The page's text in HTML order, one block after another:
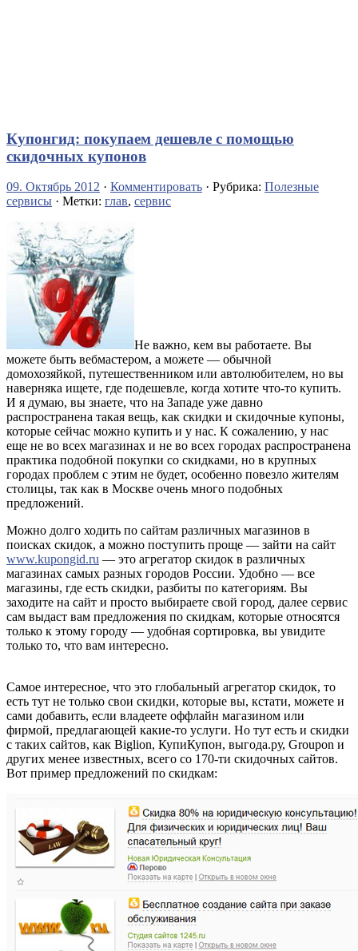
Купонгид: покупаем дешевле с помощью
скидочных купонов
09. Октябрь 2012 · Комментировать · Рубрика: Полезные
сервисы · Метки: глав, сервис
Не важно, кем вы работаете. Вы
можете быть вебмастером, а можете — обычной
домохозяйкой, путешественником или автолюбителем, но вы
наверняка ищете, где подешевле, когда хотите что-то купить.
И я думаю, вы знаете, что на Западе уже давно
распространена такая вещь, как скидки и скидочные купоны,
которые сейчас можно купить и у нас. К сожалению, у нас
еще не во всех магазинах и не во всех городах распространена
практика подобной покупки со скидками, но в крупных
городах проблем с этим не будет, особенно повезло жителям
столицы, так как в Москве очень много подобных
предложений.
Можно долго ходить по сайтам различных магазинов в
поисках скидок, а можно поступить проще — зайти на сайт
www.kupongid.ru — это агрегатор скидок в различных
магазинах самых разных городов России. Удобно — все
магазины, где есть скидки, разбиты по категориям. Вы
заходите на сайт и просто выбираете свой город, далее сервис
сам выдаст вам предложения по скидкам, которые относятся
только к этому городу — удобная сортировка, вы увидите
только то, что вам интересно.
Самое интересное, что это глобальный агрегатор скидок, то
есть тут не только свои скидки, которые вы, кстати, можете и
сами добавить, если владеете оффлайн магазином или
фирмой, предлагающей какие-то услуги. Но тут есть и скидки
с таких сайтов, как Biglion, КупиКупон, выгода.ру, Groupon и
других менее известных, всего со 170-ти скидочных сайтов.
Вот пример предложений по скидкам: